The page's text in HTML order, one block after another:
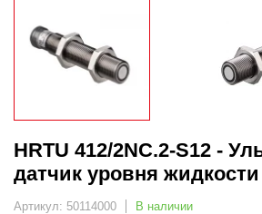
HRTU 412/2NC.2-S12 -
датчик уровня жидкости
Артикул: 50114000 В наличии